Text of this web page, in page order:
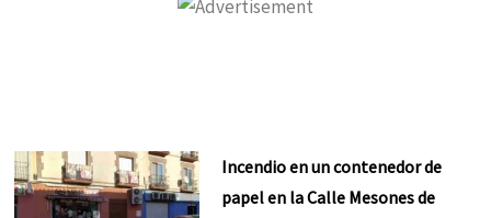
Incendio en un contenedor de
papel en la Calle Mesones de